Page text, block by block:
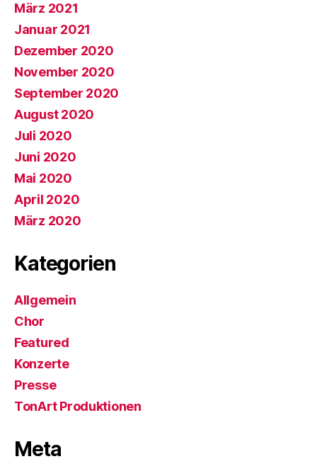
März 2021
Januar 2021
Dezember 2020
November 2020
September 2020
August 2020
Juli 2020
Juni 2020
Mai 2020
April 2020
März 2020
Kategorien
Allgemein
Chor
Featured
Konzerte
Presse
TonArt Produktionen
Meta